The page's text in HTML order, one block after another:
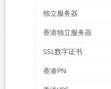
独立服务器
香港独立服务器
SSL数字证书
香港PN